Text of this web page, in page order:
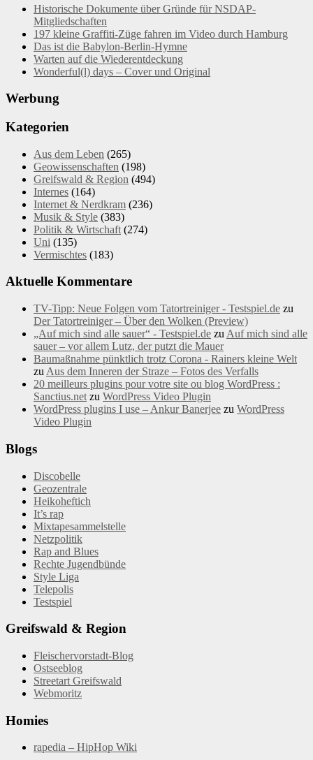
Historische Dokumente über Gründe für NSDAP-
Mitgliedschaften
197 kleine Graffiti-Züge fahren im Video durch Hamburg
Das ist die Babylon-Berlin-Hymne
Warten auf die Wiederentdeckung
Wonderful(l) days – Cover und Original
Werbung
Kategorien
Aus dem Leben (265)
Geowissenschaften (198)
Greifswald & Region (494)
Internes (164)
Internet & Nerdkram (236)
Musik & Style (383)
Politik & Wirtschaft (274)
Uni (135)
Vermischtes (183)
Aktuelle Kommentare
TV-Tipp: Neue Folgen vom Tatortreiniger - Testspiel.de zu
Der Tatortreiniger – Über den Wolken (Preview)
„Auf mich sind alle sauer“ - Testspiel.de zu Auf mich sind alle
sauer – vor allem Lutz, der putzt die Mauer
Baumaßnahme pünktlich trotz Corona - Rainers kleine Welt
zu Aus dem Inneren der Straze – Fotos des Verfalls
20 meilleurs plugins pour votre site ou blog WordPress :
Sanctius.net zu WordPress Video Plugin
WordPress plugins I use – Ankur Banerjee zu WordPress
Video Plugin
Blogs
Discobelle
Geozentrale
Heikoheftich
It’s rap
Mixtapesammelstelle
Netzpolitik
Rap and Blues
Rechte Jugendbünde
Style Liga
Telepolis
Testspiel
Greifswald & Region
Fleischervorstadt-Blog
Ostseeblog
Streetart Greifswald
Webmoritz
Homies
rapedia – HipHop Wiki